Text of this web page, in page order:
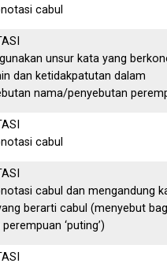
cabul
unsur kata yang
dan ketidakpatutan dalam
nama/penyebutan
cabul
cabul dan mengandung
berarti cabul (menyebut
‘puting’)